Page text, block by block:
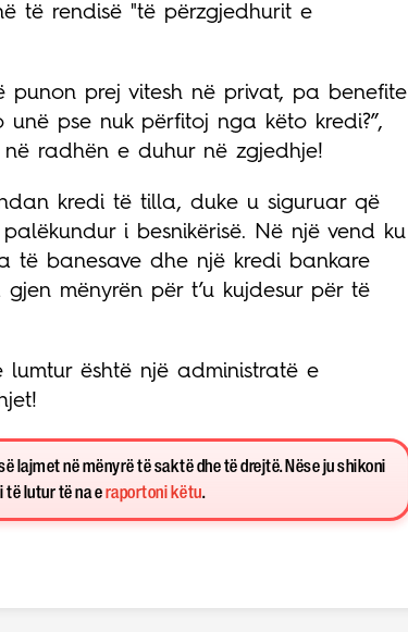
të rendisë "të përzgjedhurit e
punon prej vitesh në privat, pa benefite
pse nuk përfitoj nga këto kredi?”,
në radhën e duhur në zgjedhje!
kredi të tilla, duke u siguruar që
i besnikërisë. Në një vend ku
të banesave dhe një kredi bankare
mënyrën për t’u kujdesur për të
është një administratë e
lajmet në mënyrë të saktë dhe të drejtë. Nëse ju shikoni
të lutur të na e raportoni këtu.